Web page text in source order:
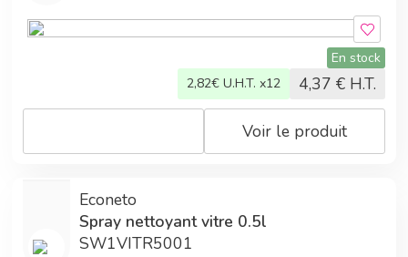
En stock
2,82€ U.H.T. x12 4,37 € H.T.
Voir le produit
Econeto
Spray nettoyant vitre 0.5l
SW1VITR5001